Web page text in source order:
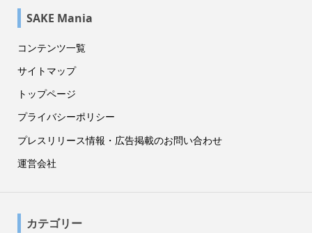
SAKE Mania
コンテンツ一覧
サイトマップ
トップページ
プライバシーポリシー
プレスリリース情報・広告掲載のお問い合わせ
運営会社
カテゴリー